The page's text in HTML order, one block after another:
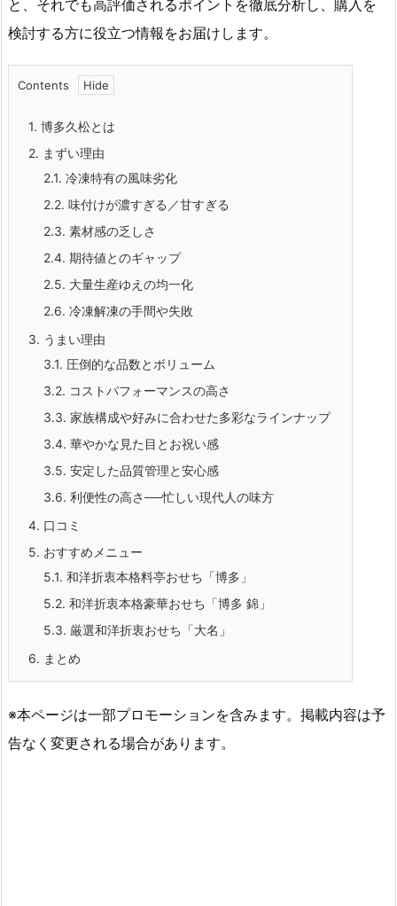
と、それでも高評価されるポイントを徹底分析し、購入を
検討する方に役立つ情報をお届けします。
Contents
1. 博多久松とは
2. まずい理由
2.1. 冷凍特有の風味劣化
2.2. 味付けが濃すぎる／甘すぎる
2.3. 素材感の乏しさ
2.4. 期待値とのギャップ
2.5. 大量生産ゆえの均一化
2.6. 冷凍解凍の手間や失敗
3. うまい理由
3.1. 圧倒的な品数とボリューム
3.2. コストパフォーマンスの高さ
3.3. 家族構成や好みに合わせた多彩なラインナップ
3.4. 華やかな見た目とお祝い感
3.5. 安定した品質管理と安心感
3.6. 利便性の高さ──忙しい現代人の味方
4. 口コミ
5. おすすめメニュー
5.1. 和洋折衷本格料亭おせち「博多」
5.2. 和洋折衷本格豪華おせち「博多 錦」
5.3. 厳選和洋折衷おせち「大名」
6. まとめ
※本ページは一部プロモーションを含みます。掲載内容は予
告なく変更される場合があります。